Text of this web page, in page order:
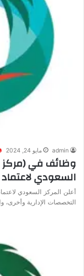
admin مايو 24, 2024
وظائف في
السعودي
أعلن المركز السعودي
التخصصات الإدارية